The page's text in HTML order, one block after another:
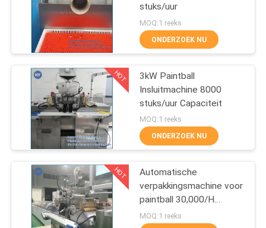
VRAAG
EEN
OFFERTE
SITEMAP
PRIVACY
POLICY
Automatische Vgel-
Inkapselingsmachine
Dryer
stuks/uur
MOQ:1 reeks
ONDERZOEK NU
HOT
3kW Paintball
Insluitmachine 8000
stuks/uur Capaciteit
MOQ:1 reeks
ONDERZOEK NU
HOT
Automatische
verpakkingsmachine voor
paintball 30,000/H
SUS304
MOQ:1 reeks